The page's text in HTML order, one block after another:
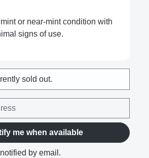
or near-mint condition with
signs of use.
sold out.
me when available
notified by email.